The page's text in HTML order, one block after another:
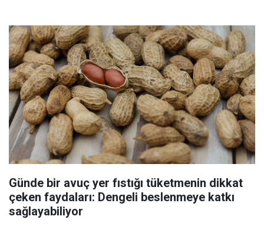
Günde bir avuç yer fıstığı tüketmenin dikkat
çeken faydaları: Dengeli beslenmeye katkı
sağlayabiliyor